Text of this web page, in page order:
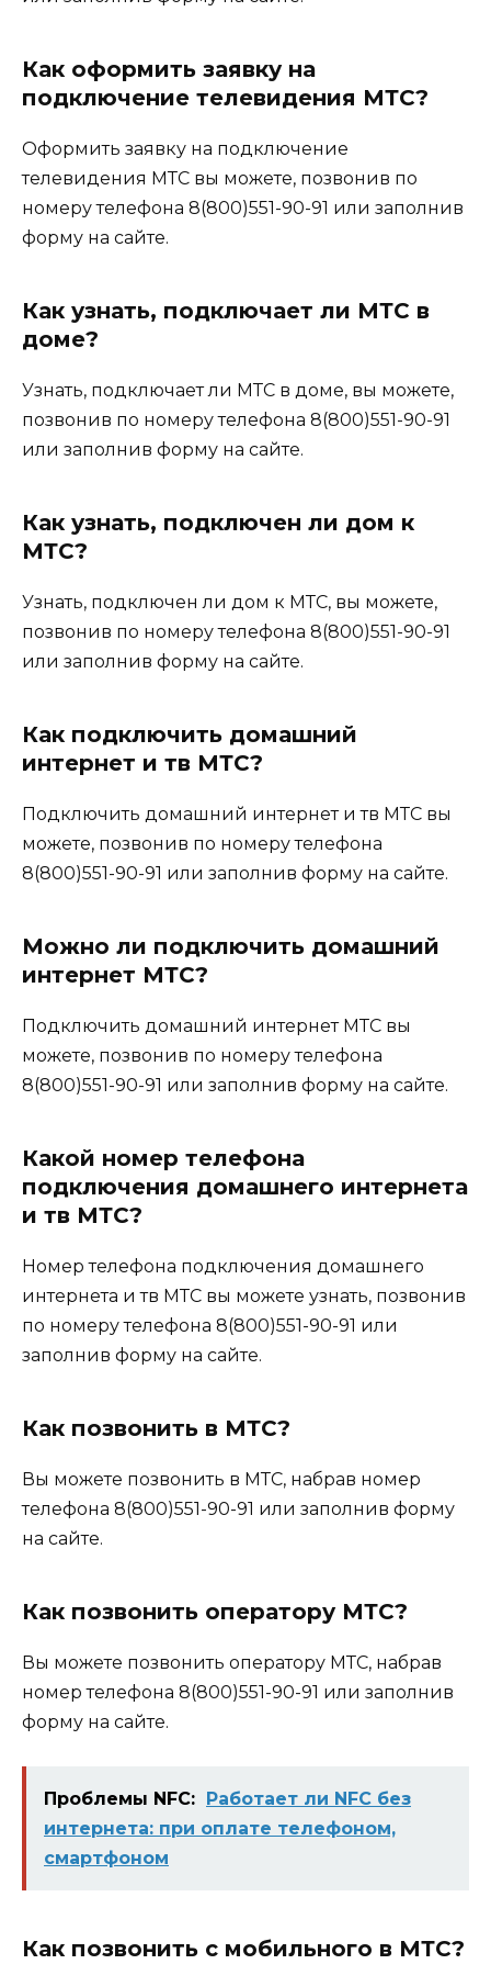
Как оформить заявку на
подключение телевидения МТС?
Оформить заявку на подключение
телевидения МТС вы можете, позвонив по
номеру телефона 8(800)551-90-91 или заполнив
форму на сайте.
Как узнать, подключает ли МТС в
доме?
Узнать, подключает ли МТС в доме, вы можете,
позвонив по номеру телефона 8(800)551-90-91
или заполнив форму на сайте.
Как узнать, подключен ли дом к
МТС?
Узнать, подключен ли дом к МТС, вы можете,
позвонив по номеру телефона 8(800)551-90-91
или заполнив форму на сайте.
Как подключить домашний
интернет и тв МТС?
Подключить домашний интернет и тв МТС вы
можете, позвонив по номеру телефона
8(800)551-90-91 или заполнив форму на сайте.
Можно ли подключить домашний
интернет МТС?
Подключить домашний интернет МТС вы
можете, позвонив по номеру телефона
8(800)551-90-91 или заполнив форму на сайте.
Какой номер телефона
подключения домашнего интернета
и тв МТС?
Номер телефона подключения домашнего
интернета и тв МТС вы можете узнать, позвонив
по номеру телефона 8(800)551-90-91 или
заполнив форму на сайте.
Как позвонить в МТС?
Вы можете позвонить в МТС, набрав номер
телефона 8(800)551-90-91 или заполнив форму
на сайте.
Как позвонить оператору МТС?
Вы можете позвонить оператору МТС, набрав
номер телефона 8(800)551-90-91 или заполнив
форму на сайте.
Проблемы NFC:
Работает ли NFC без
интернета: при оплате телефоном,
смартфоном
Как позвонить с мобильного в МТС?